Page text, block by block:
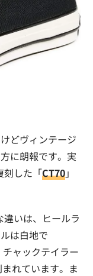
どヴィンテージ
に朗報です。実
刻した「CT70」
いは、ヒールラ
は白地で
ャックテイラー
れています。ま